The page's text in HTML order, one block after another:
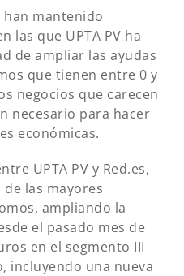
han mantenido
las que UPTA PV ha
de ampliar las ayudas
que tienen entre 0 y
negocios que carecen
necesario para hacer
económicas.
UPTA PV y Red.es,
las mayores
ampliando la
el pasado mes de
en el segmento III
incluyendo una nueva